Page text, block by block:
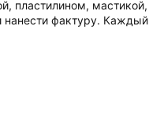
пластилином,
фактуру.